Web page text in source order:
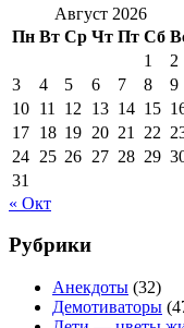
Август 2026
Пн Вт Ср Чт Пт Сб
1
2
3
4 5 6 7 8
9
10 11 12 13 14 15
17 18 19 20 21 22
24 25 26 27 28 29
31
« Окт
Рубрики
Анекдоты (32)
Демотиваторы